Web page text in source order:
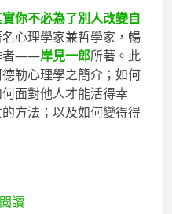
你不必為了別人改變自
心理學家兼哲學家，暢
者——岸見一郎所著。此
勒心理學之簡介；如何
面對他人才能活得幸
方法；以及如何變得得
讀